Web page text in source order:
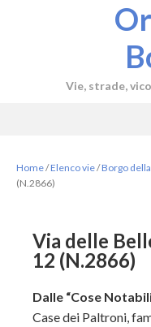
Vie, strade,
Home/Elenco vie/Borgo della
(N.2866)
Via delle
12 (N.2866)
Dalle “Cose
Case dei Paltroni,